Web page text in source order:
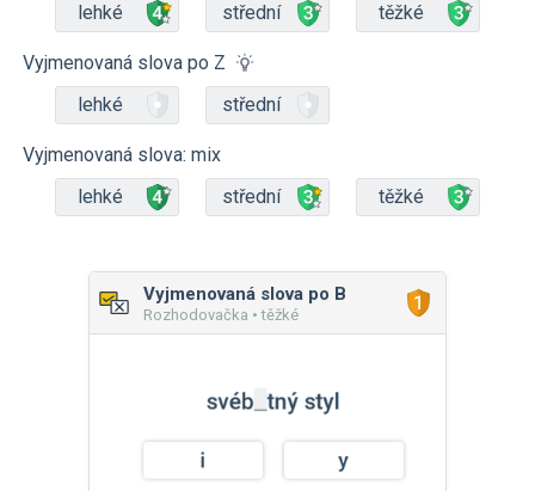
lehké
střední těžké
Vyjmenovaná slova po Z
lehké
střední
Vyjmenovaná slova: mix
lehké
střední těžké
Vyjmenovaná slova po B
Rozhodovačka • těžké